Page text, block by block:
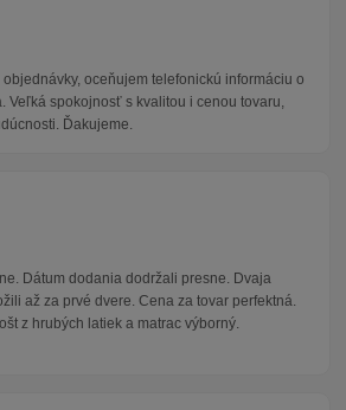
oceňujem telefonickú informáciu o
Veľká spokojnosť s kvalitou i cenou tovaru,
Ďakujeme.
Dátum dodania dodržali presne. Dvaja
až za prvé dvere. Cena za tovar perfektná.
z hrubých latiek a matrac výborný.